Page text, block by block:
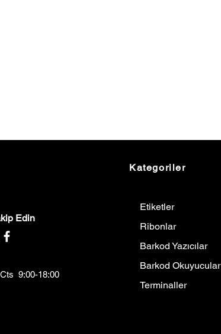
Edin
9:00-18:00
Kategoriler
Etiketler
Ribonlar
Barkod Yazıcılar
Barkod Okuyucular
Terminaller